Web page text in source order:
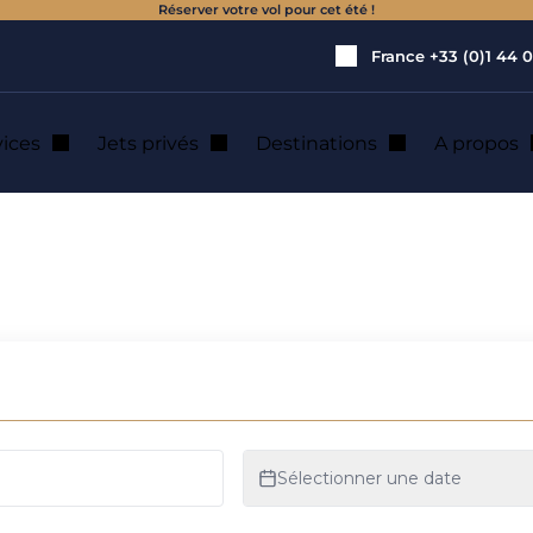
Réserver votre vol pour cet été !
France +33 (0)1 44
Jets privés Destinations A propos